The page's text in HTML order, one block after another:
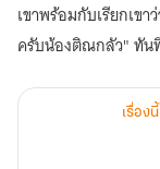
เขาพร้อมกับเรียกเข
ครับน้องติณกลัว" ทัน
เรื่อง